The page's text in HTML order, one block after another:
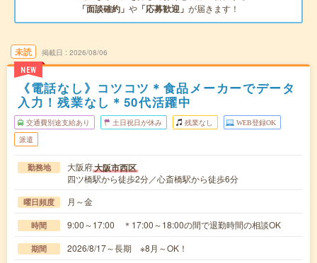
「面談確約」 や 「応募歓迎」 が届きます！
未読
NEW
掲載日 2026/08/06
《電話なし》コツコツ＊食品メーカーでデータ
入力！残業なし＊50代活躍中
交通費別途支給あり 土日祝日が休み 残業なし WEB登録OK
派遣
勤務地 大阪府大阪市西区
四ツ橋駅から徒歩2分／心斎橋駅から徒歩6分
曜日頻度 月～金
時間 9:00～17:00 ＊17:00～18:00の間で退勤時間の相談OK
期間 2026/8/17～長期 ※8月～OK！